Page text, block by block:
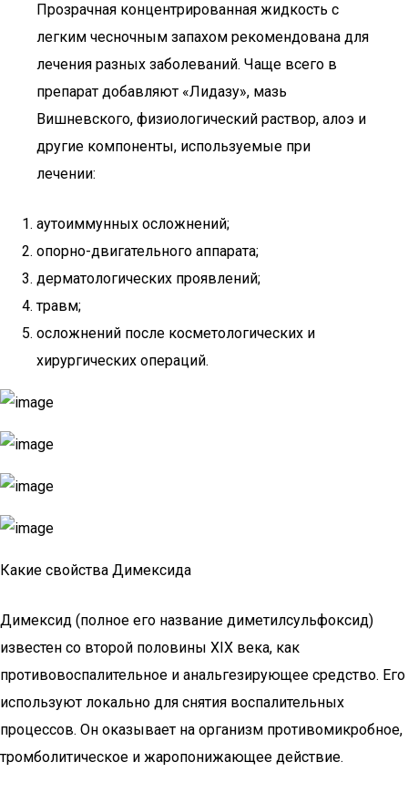
Прозрачная концентрированная жидкость с
легким чесночным запахом рекомендована для
лечения разных заболеваний. Чаще всего в
препарат добавляют «Лидазу», мазь
Вишневского, физиологический раствор, алоэ и
другие компоненты, используемые при
лечении:
аутоиммунных осложнений;
опорно-двигательного аппарата;
дерматологических проявлений;
травм;
осложнений после косметологических и
хирургических операций.
Какие свойства Димексида
Димексид (полное его название диметилсульфоксид)
известен со второй половины XIX века, как
противовоспалительное и анальгезирующее средство. Его
используют локально для снятия воспалительных
процессов. Он оказывает на организм противомикробное,
тромболитическое и жаропонижающее действие.